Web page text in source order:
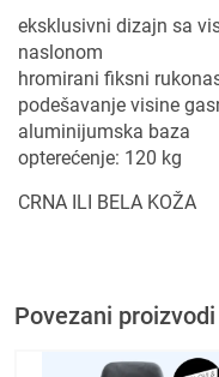
eksklusivni dizajn sa
naslonom
hromirani fiksni
podešavanje visine
aluminijumska baza
opterećenje: 120 kg
CRNA ILI BELA KOŽA
Povezani proizvodi